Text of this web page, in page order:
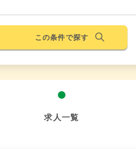
この条件で探す
求人一覧